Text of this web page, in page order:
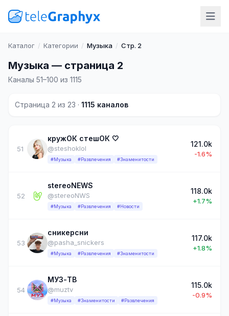
Каталог / Категории / Музыка / Стр. 2
Музыка — страница 2
Каналы 51–100 из 1115
Страница 2 из 23 · 1115 каналов
51
кружОК стешОК 🤍
@steshoklol
#Музыка #Развлечения #Знаменитости
121.0k
-1.6%
52
stereoNEWS
@stereoNWS
#Музыка #Развлечения #Новости
118.0k
+1.7%
53
сникерсни
@pasha_snickers
#Музыка #Развлечения #Знаменитости
117.0k
+1.8%
54
МУЗ-ТВ
@muztv
#Музыка #Знаменитости #Развлечения
115.0k
-0.9%